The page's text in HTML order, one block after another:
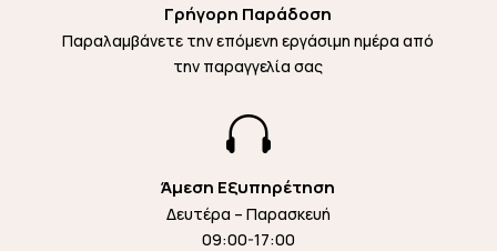
Γρήγορη Παράδοση
Παραλαμβάνετε την επόμενη εργάσιμη ημέρα από
την παραγγελία σας

Άμεση Εξυπηρέτηση
Δευτέρα – Παρασκευή
09:00-17:00